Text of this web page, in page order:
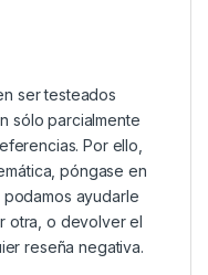
ser testeados
sólo parcialmente
Por ello,
póngase en
ayudarle
otra, o devolver el
reseña negativa.